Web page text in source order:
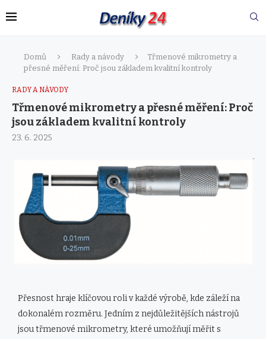
Domů Rady a návody
Třmenové mikrometry a
přesné měření: Proč jsou základem kvalitní kontroly
RADY A NÁVODY
Třmenové mikrometry a přesné měření: Proč
jsou základem kvalitní kontroly
23. 6. 2025
Přesnost hraje klíčovou roli v každé výrobě, kde záleží na
dokonalém rozměru. Jedním z nejdůležitějších nástrojů
jsou třmenové mikrometry, které umožňují měřit s